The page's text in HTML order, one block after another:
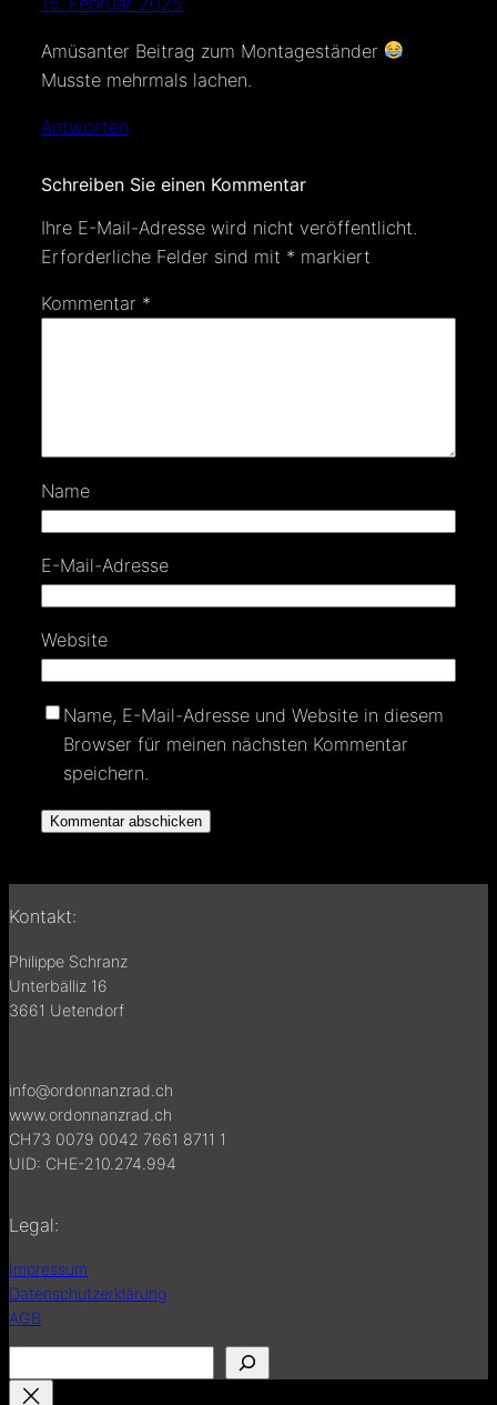
Amüsanter Beitrag zum Montageständer
Musste mehrmals lachen.
Antworten
Schreiben Sie einen Kommentar
Ihre E-Mail-Adresse wird nicht veröffentlicht.
Erforderliche Felder sind mit * markiert
Kommentar *
Name
E-Mail-Adresse
Website
Name, E-Mail-Adresse und Website in diesem
Browser für meinen nächsten Kommentar
speichern.
Kontakt:
Philippe Schranz
Unterbälliz 16
3661 Uetendorf
info@ordonnanzrad.ch
www.ordonnanzrad.ch
CH73 0079 0042 7661 8711 1
UID: CHE-210.274.994
Legal:
Impressum
Datenschutzerklärung
AGB
u